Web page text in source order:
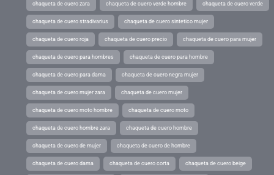
chaqueta de cuero zara chaqueta de cuero verde hombre chaqueta de cuero verde
chaqueta de cuero stradivarius chaqueta de cuero sintetico mujer
chaqueta de cuero roja chaqueta de cuero precio chaqueta de cuero para mujer
chaqueta de cuero para hombres chaqueta de cuero para hombre
chaqueta de cuero para dama chaqueta de cuero negra mujer
chaqueta de cuero mujer zara chaqueta de cuero mujer
chaqueta de cuero moto hombre chaqueta de cuero moto
chaqueta de cuero hombre zara chaqueta de cuero hombre
chaqueta de cuero de mujer chaqueta de cuero de hombre
chaqueta de cuero dama chaqueta de cuero corta chaqueta de cuero beige